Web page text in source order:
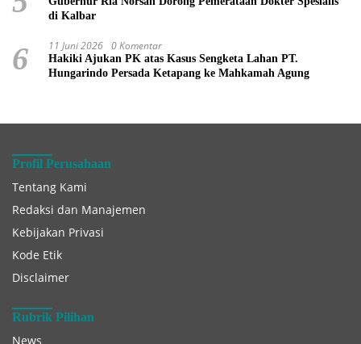
di Kalbar
6 11 Juni 2026 0 Komentar
Hakiki Ajukan PK atas Kasus Sengketa Lahan PT.
Hungarindo Persada Ketapang ke Mahkamah Agung
Profil Perusahaan
Tentang Kami
Redaksi dan Manajemen
Kebijakan Privasi
Kode Etik
Disclaimer
Rubrik Pilihan
News